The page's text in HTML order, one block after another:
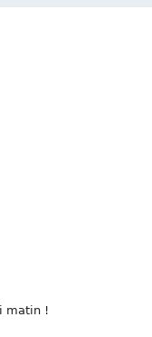
matin !